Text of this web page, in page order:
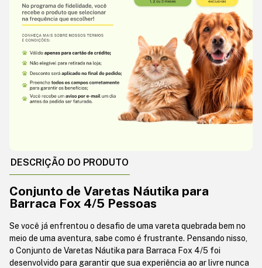
DESCRIÇÃO DO PRODUTO
Conjunto de Varetas Náutika para
Barraca Fox 4/5 Pessoas
Se você já enfrentou o desafio de uma vareta quebrada bem no
meio de uma aventura, sabe como é frustrante. Pensando nisso,
o Conjunto de Varetas Náutika para Barraca Fox 4/5 foi
desenvolvido para garantir que sua experiência ao ar livre nunca